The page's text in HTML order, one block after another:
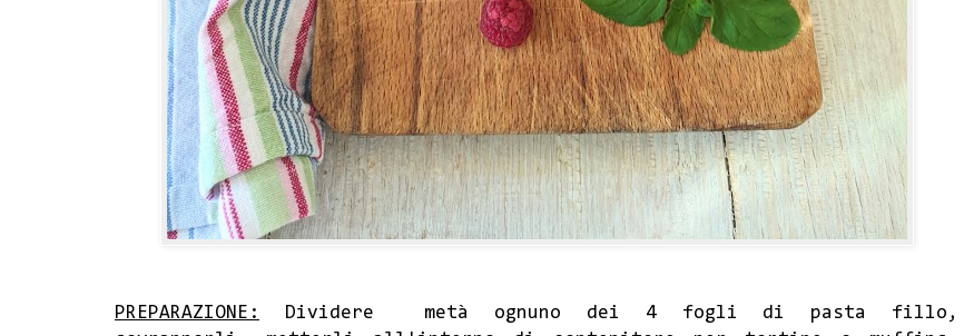
PREPARAZIONE:
Dividere metà ognuno dei 4 fogli di pasta fillo,